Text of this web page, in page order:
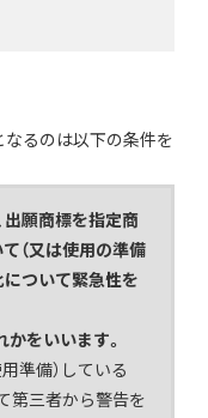
なるのは以下の条件を
出願商標を指定商
（又は使用の準備
について緊急性を
かをいいます。
準備）している
第三者から警告を